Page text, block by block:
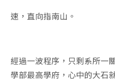
速，直向指南山。
經過一波程序，只剩系所一
學部最高學府，心中的大石